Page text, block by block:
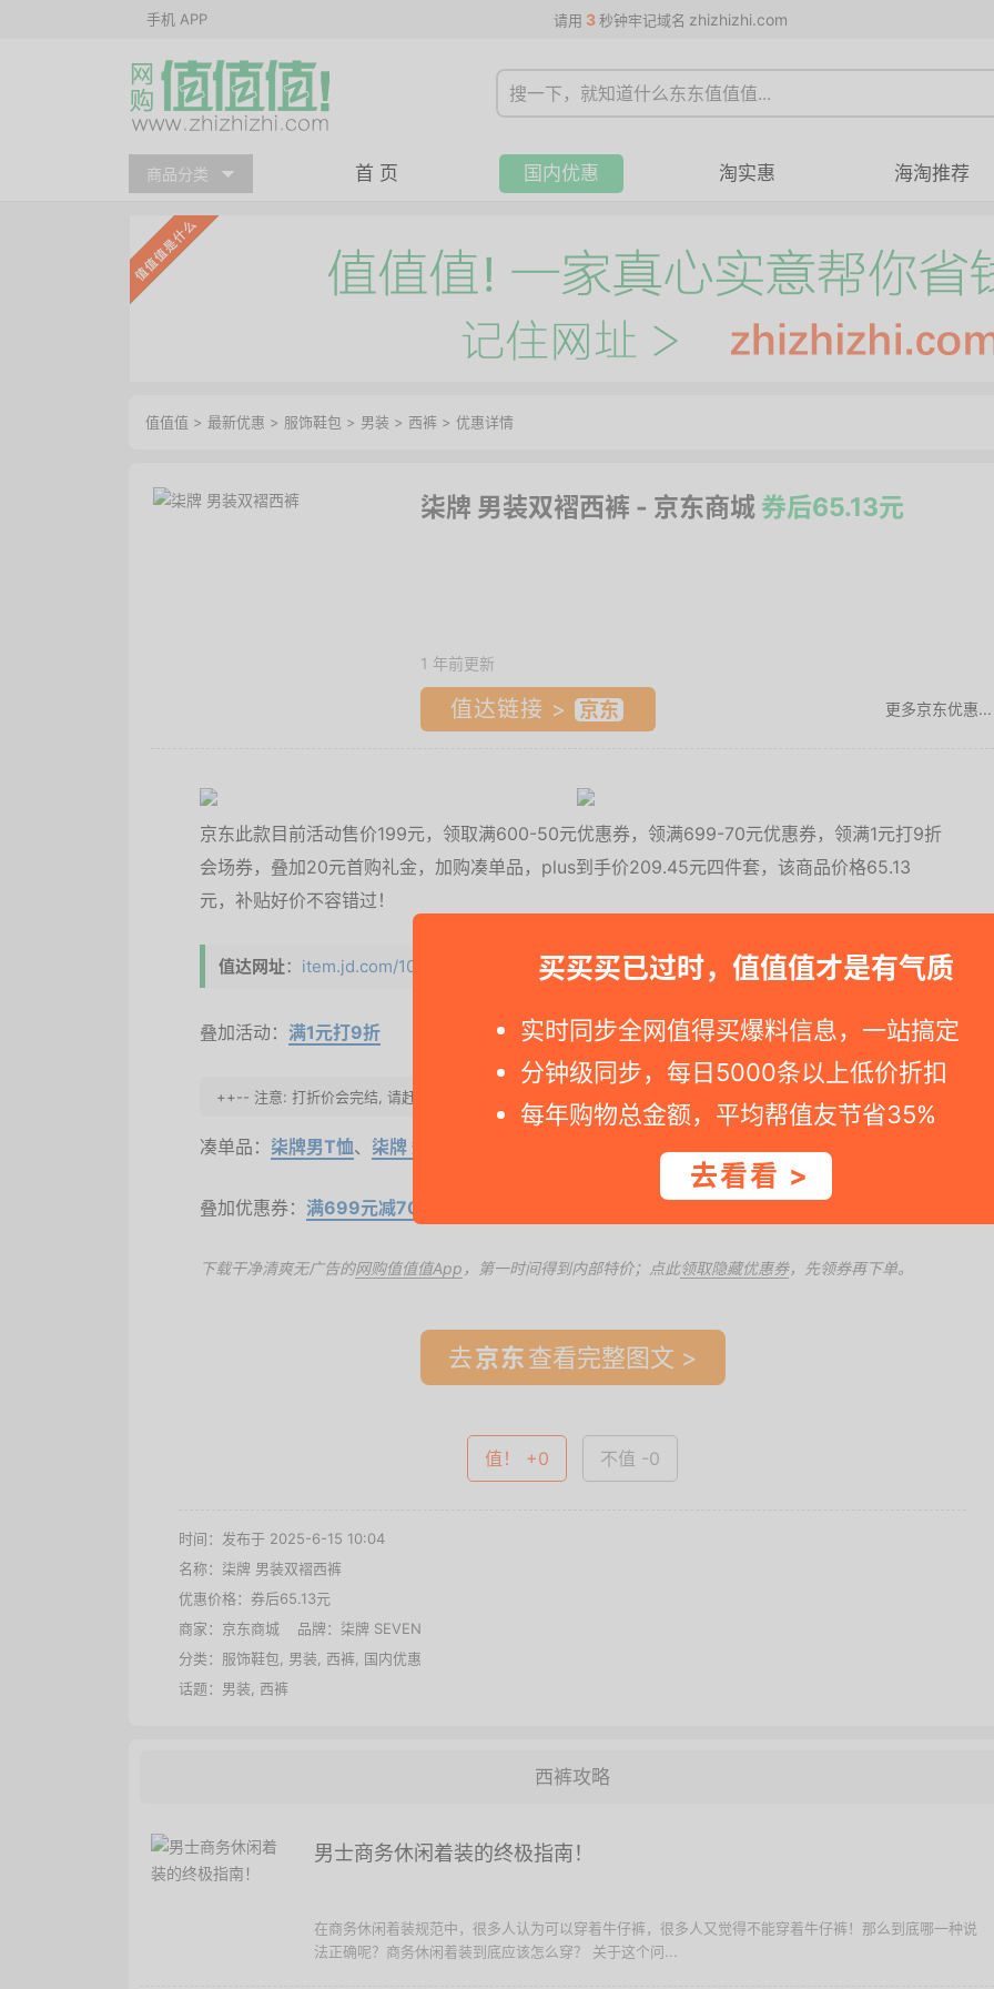
手机 APP 请用 3 秒钟牢记域名 zhizhizhi.com
商品分类 首 页 国内优惠 淘实惠 海淘推荐
买买买已过时，值值值才是有气质
实时同步全网值得买爆料信息，一站搞定
分钟级同步，每日5000条以上低价折扣
每年购物总金额，平均帮值友节省35%
去看看 >
值值值 > 最新优惠 > 服饰鞋包 > 男装 > 西裤 > 优惠详情
柒牌 男装双褶西裤 - 京东商城 券后65.13元
1 年前更新
值达链接 > 更多京东优惠...
京东此款目前活动售价199元，领取满600-50元优惠券，领满699-70元优惠券，领满1元打9折
会场券，叠加20元首购礼金，加购凑单品，plus到手价209.45元四件套，该商品价格65.13
元，补贴好价不容错过！
值达网址： item.jd.com/10101867264661.....
叠加活动： 满1元打9折
++-- 注意: 打折价会完结, 请赶紧动手买。假如您访问京东详情网页显示价格不同, 那就说明好价格终止。 --++
凑单品： 柒牌男T恤、 柒牌 短袖POLO衫 柒牌【无缝/高弹/凉感】男士短袖T恤
叠加优惠券： 满699元减70元
下载干净清爽无广告的网购值值值App ，第一时间得到内部特价；点此领取隐藏优惠券，先领券再下单。
去 查看完整图文 >
值！ +0 不值 -0
时间：发布于 2025-6-15 10:04
名称： 柒牌 男装双褶西裤
优惠价格： 券后65.13元
商家： 京东商城 品牌： 柒牌 SEVEN
分类： 服饰鞋包 男装 西裤 国内优惠
话题： 男装 西裤
西裤攻略
男士商务休闲着装的终极指南！
在商务休闲着装规范中，很多人认为可以穿着牛仔裤，很多人又觉得不能穿着牛仔裤！那么到底哪一种说
法正确呢？商务休闲着装到底应该怎么穿？ 关于这个问...